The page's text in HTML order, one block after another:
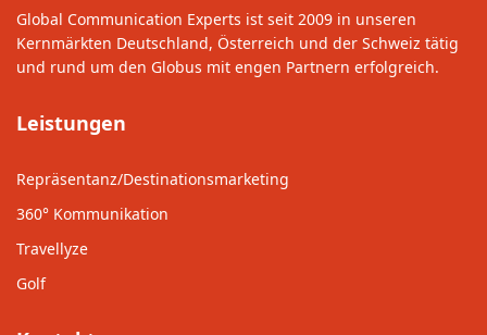
Global Communication Experts ist seit 2009 in unseren
Kernmärkten Deutschland, Österreich und der Schweiz tätig
und rund um den Globus mit engen Partnern erfolgreich.
Leistungen
Repräsentanz/Destinationsmarketing
360° Kommunikation
Travellyze
Golf